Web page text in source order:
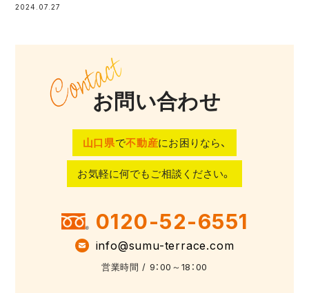
2024.07.27
お問い合わせ
山口県で不動産にお困りなら、
お気軽に何でもご相談ください。
0120-52-6551
info@sumu-terrace.com
営業時間 / 9：00～18：00